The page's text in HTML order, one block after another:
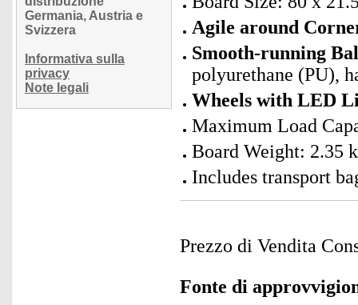
Germania, Austria e
Svizzera
Informativa sulla
privacy
Note legali
Agile around
Smooth-running
polyurethane (PU),
Wheels with LED
Maximum Load
Board Weight: 2.35
Includes transport
Prezzo di Vendita
Fonte di